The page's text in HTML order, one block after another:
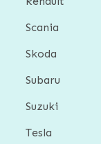
Scania
Skoda
Subaru
Suzuki
Tesla